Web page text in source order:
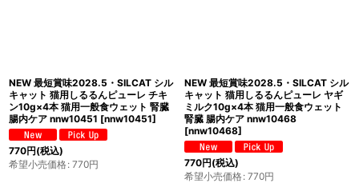
NEW 最短賞味2028.5・SILCAT シル
キャット 猫用しるるんピューレ チキ
ン10g×4本 猫用一般食ウェット 腎臓
腸内ケア nnw10451 [nnw10451]
770円(税込)
希望小売価格: 770円
NEW 最短賞味2028.5・SILCAT シル
キャット 猫用しるるんピューレ ヤギ
ミルク10g×4本 猫用一般食ウェット
腎臓 腸内ケア nnw10468
[nnw10468]
770円(税込)
希望小売価格: 770円